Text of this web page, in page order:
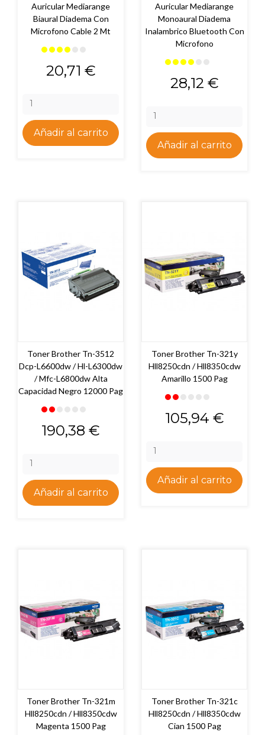
Auricular Mediarange
Biaural Diadema Con
Microfono Cable 2 Mt
Precio
20,71 €
Añadir al carrito
Auricular Mediarange
Monoaural Diadema
Inalambrico Bluetooth Con
Microfono
Precio
28,12 €
Añadir al carrito
Toner Brother Tn-3512
Dcp-L6600dw / Hl-L6300dw
/ Mfc-L6800dw Alta
Capacidad Negro 12000 Pag
Precio
190,38 €
Añadir al carrito
Toner Brother Tn-321y
Hll8250cdn / Hll8350cdw
Amarillo 1500 Pag
Precio
105,94 €
Añadir al carrito
Toner Brother Tn-321m
Hll8250cdn / Hll8350cdw
Magenta 1500 Pag
Toner Brother Tn-321c
Hll8250cdn / Hll8350cdw
Cian 1500 Pag